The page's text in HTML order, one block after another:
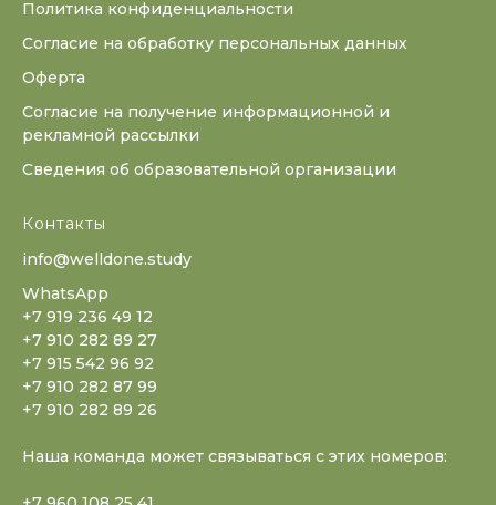
Политика конфиденциальности
Согласие на обработку персональных данных
Оферта
Согласие на получение информационной и
рекламной рассылки
Сведения об образовательной организации
Контакты
info@welldone.study
WhatsApp
+7 919 236 49 12
+7 910 282 89 27
+7 915 542 96 92
+7 910 282 87 99
+7 910 282 89 26
Наша команда может связываться с этих номеров: